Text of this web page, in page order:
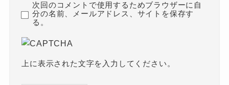
次回のコメントで使用するためブラウザーに自
分の名前、メールアドレス、サイトを保存す
る。
上に表示された文字を入力してください。